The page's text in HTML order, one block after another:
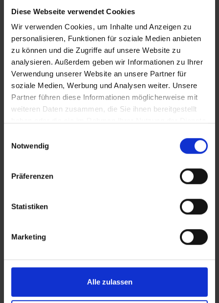
Diese Webseite verwendet Cookies
Wir verwenden Cookies, um Inhalte und Anzeigen zu
personalisieren, Funktionen für soziale Medien anbieten
zu können und die Zugriffe auf unsere Website zu
analysieren. Außerdem geben wir Informationen zu Ihrer
Verwendung unserer Website an unsere Partner für
soziale Medien, Werbung und Analysen weiter. Unsere
Partner führen diese Informationen möglicherweise mit
weiteren Daten zusammen, die Sie ihnen bereitgestellt
Notwendig
Präferenzen
Statistiken
Marketing
Alle zulassen
In Sicherheit in Deutschland, in Gedanken im Krieg
Nachhaltige Geldanlage: Rendite mit gutem Gewissen?
IT_Zusammenhalt
Zusätzliches Material
interessieren